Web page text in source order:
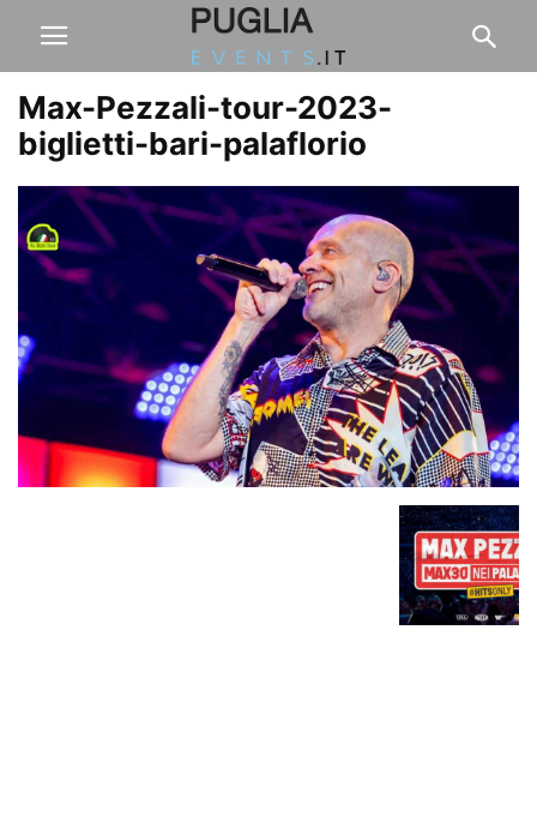
Max-Pezzali-tour-2023-
biglietti-bari-palaflorio